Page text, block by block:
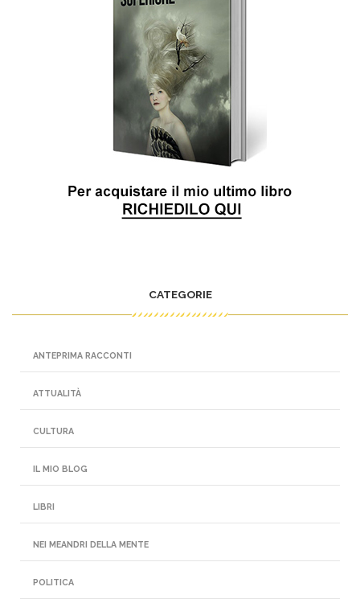
CATEGORIE
ANTEPRIMA RACCONTI
ATTUALITÀ
CULTURA
IL MIO BLOG
LIBRI
NEI MEANDRI DELLA MENTE
POLITICA